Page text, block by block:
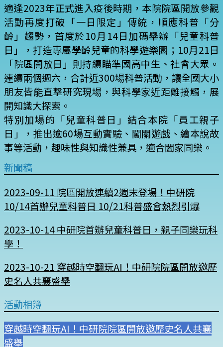
適逢2023年正式進入疫後時期，本院院區開放參觀
活動再度打破「一日限定」傳統，順應科普「分
齡」趨勢，首度於10月14日加碼舉辦「兒童科普
日」，打造專屬學齡兒童的科學遊樂園；10月21日
「院區開放日」則持續瞄準國高中生、社會大眾。
連續兩個週六，合計近300場科普活動，讓全國大小
朋友皆能直擊研究現場，與科學家近距離接觸，展
開知識大探索。
特別加場的「兒童科普日」結合本院「員工親子
日」，推出逾60場互動實驗、闖關遊戲、繪本說故
事等活動，趣味性與知識性兼具，適合闔家同樂。
新聞稿
2023-09-11 院區開放連續2週末登場！中研院
10/14首辦兒童科普日 10/21科普盛會熱烈引爆
2023-10-14 中研院首辦兒童科普日，親子同樂玩科
學！
2023-10-21 穿越時空翻玩AI！中研院院區開放邀歷
史名人共襄盛舉
活動相簿
穿越時空翻玩AI！中研院院區開放邀歷史名人共襄
盛舉